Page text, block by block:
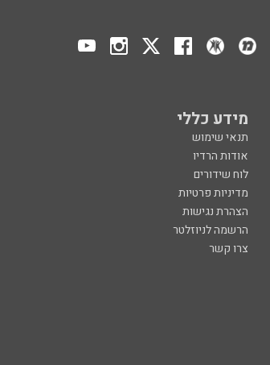
מידע כללי
תנאי שימוש
אודות הרדיו
לוח שידורים
מדיניות פרטיות
הצהרת נגישות
הרשמה לניוזלטר
צרו קשר